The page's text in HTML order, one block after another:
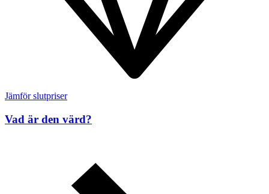
Jämför slutpriser
Vad är den värd?